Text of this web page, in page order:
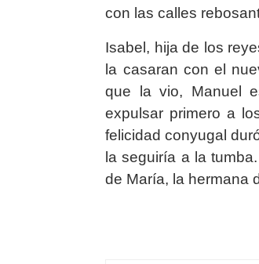
con las calles
Isabel, hija de los
la casaran con el
que la vio, Manuel
expulsar primero a
felicidad conyugal
la seguiría a la
de María, la hermana